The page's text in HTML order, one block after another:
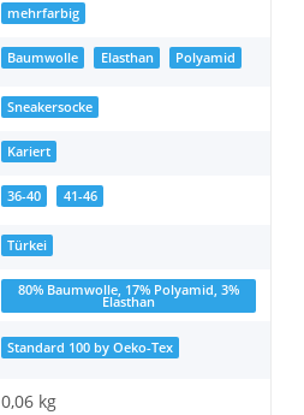
mehrfarbig
Baumwolle Elasthan Polyamid
Sneakersocke
Kariert
36-40 41-46
Türkei
80% Baumwolle, 17% Polyamid, 3%
Elasthan
Standard 100 by Oeko-Tex
0,06 kg